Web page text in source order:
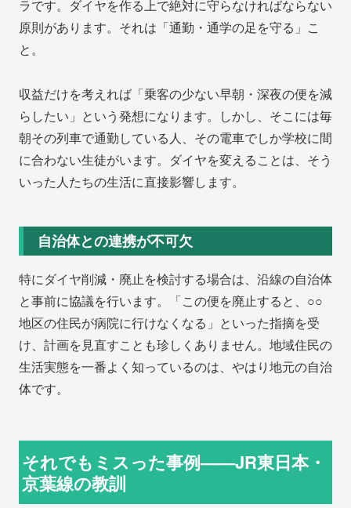
ラです。ダイヤを作る上で絶対に守らなければならない
原則があります。それは「通勤・通学の足を守る」こ
と。
収益だけを考えれば「乗客の少ない早朝・深夜の便を減
らしたい」という発想になります。しかし、そこには毎
朝その列車で通勤している人、その電車でしか学校に間
に合わない生徒がいます。ダイヤを変えることは、そう
いった人たちの生活に直接影響します。
自治体との連携が不可欠
特にダイヤ削減・廃止を検討する場合は、沿線の自治体
と事前に協議を行います。「この便を廃止すると、○○
地区の住民が病院に行けなくなる」といった指摘を受
け、計画を見直すことも珍しくありません。地域住民の
生活実態を一番よく知っているのは、やはり地元の自治
体です。
それでもミスった事例——JR東日本・
京葉線の教訓